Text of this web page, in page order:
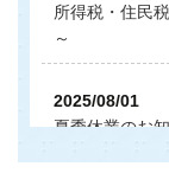
所得税・住民
～
2025/08/01
夏季休業のお